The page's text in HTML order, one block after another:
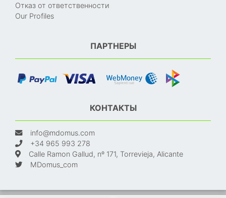
Отказ от ответственности
Our Profiles
ПАРТНЕРЫ
КОНТАКТЫ
info@mdomus.com
+34 965 993 278
Calle Ramon Gallud, nº 171, Torrevieja, Alicante
MDomus_com